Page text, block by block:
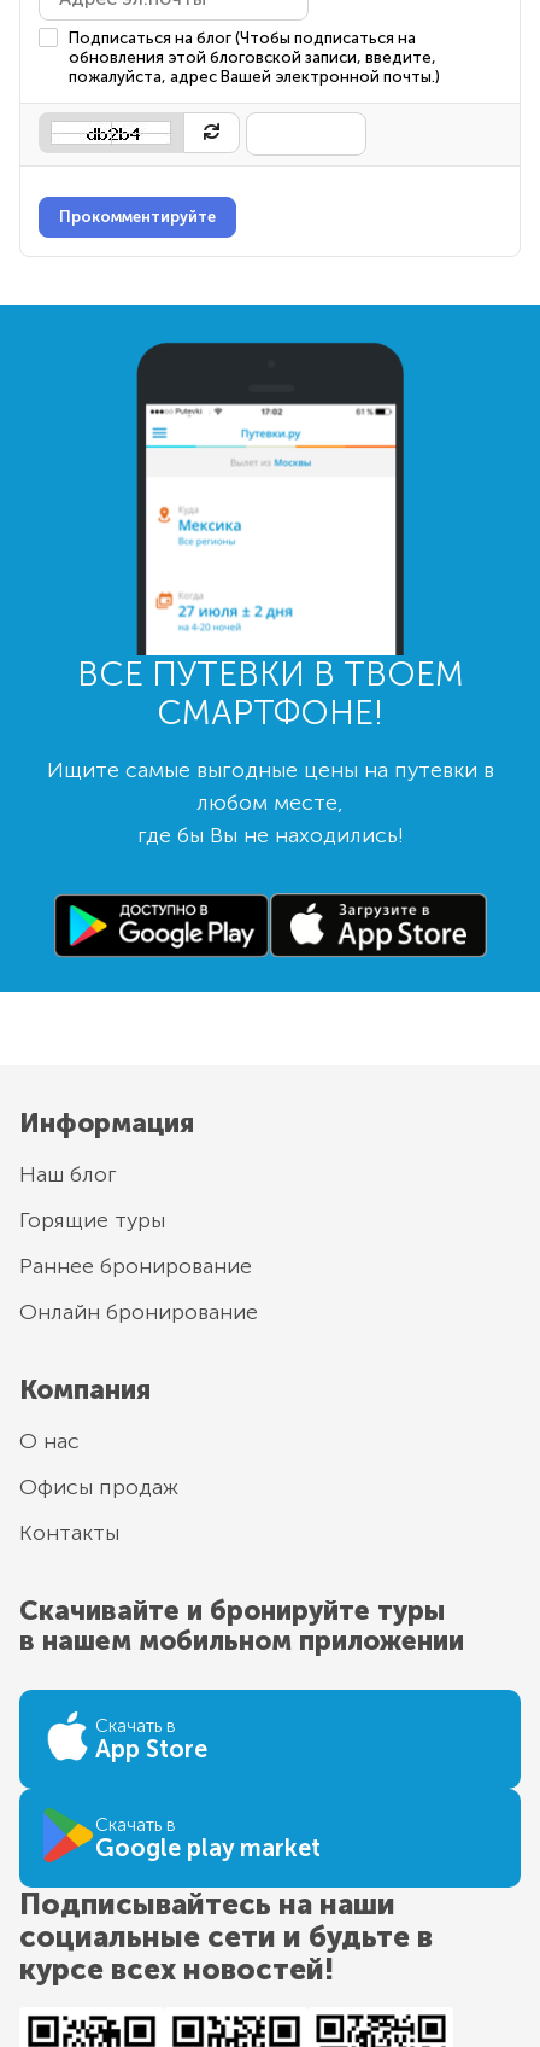
Подписаться на блог (Чтобы подписаться на
обновления этой блоговской записи, введите,
пожалуйста, адрес Вашей электронной почты.)
Прокомментируйте
ВСЕ ПУТЕВКИ В ТВОЕМ
СМАРТФОНЕ!
Ищите самые выгодные цены на путевки в
любом месте,
где бы Вы не находились!
Информация
Наш блог
Горящие туры
Раннее бронирование
Онлайн бронирование
Компания
О нас
Офисы продаж
Контакты
Скачивайте и бронируйте туры
в нашем мобильном приложении
Скачать в
App Store
Скачать в
Google play market
Подписывайтесь на наши
социальные сети и будьте в
курсе всех новостей!